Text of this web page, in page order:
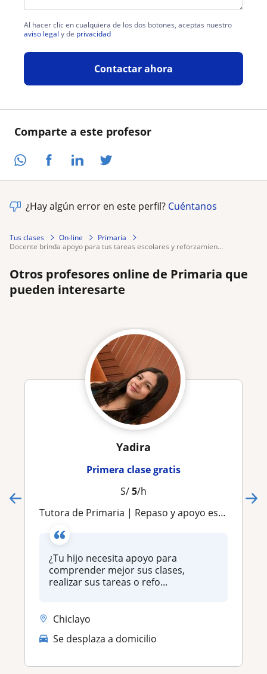
Comparte a este profesor
Al hacer clic en cualquiera de los dos botones, aceptas nuestro
aviso legal y de privacidad
Contactar ahora
¿Hay algún error en este perfil? Cuéntanos
Tus clases On-line
Primaria
docente brinda apoyo para tus tareas escolares y reforzamien...
Otros profesores online de Primaria que
pueden interesarte
Yadira
Primera clase gratis
S/5/h
Tutora de Primaria | Repaso y apoyo escolar online
¿Tu hijo necesita apoyo para
comprender mejor sus clases,
realizar sus tareas o refo...
Chiclayo
Se desplaza a domicilio